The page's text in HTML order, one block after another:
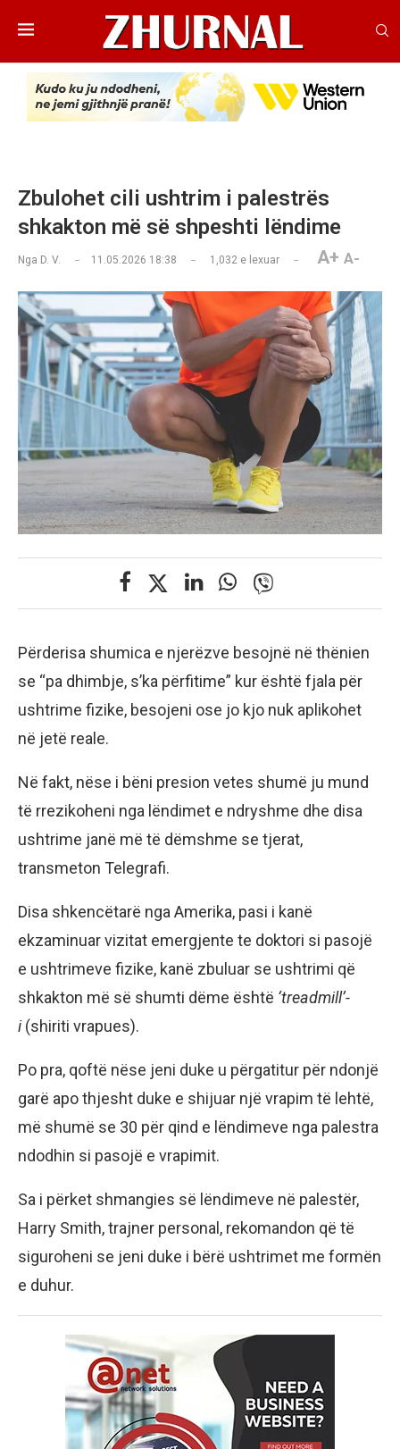
Zbulohet cili ushtrim i palestrës
shkakton më së shpeshti lëndime
Nga D. V. 11.05.2026 18:38 1,032 e lexuar A+ A-
Përderisa shumica e njerëzve besojnë në thënien
se “pa dhimbje, s’ka përfitime” kur është fjala për
ushtrime fizike, besojeni ose jo kjo nuk aplikohet
në jetë reale.
Në fakt, nëse i bëni presion vetes shumë ju mund
të rrezikoheni nga lëndimet e ndryshme dhe disa
ushtrime janë më të dëmshme se tjerat,
transmeton Telegrafi.
Disa shkencëtarë nga Amerika, pasi i kanë
ekzaminuar vizitat emergjente te doktori si pasojë
e ushtrimeve fizike, kanë zbuluar se ushtrimi që
shkakton më së shumti dëme është ‘treadmill’-
i(shiriti vrapues).
Po pra, qoftë nëse jeni duke u përgatitur për ndonjë
garë apo thjesht duke e shijuar një vrapim të lehtë,
më shumë se 30 për qind e lëndimeve nga palestra
ndodhin si pasojë e vrapimit.
Sa i përket shmangies së lëndimeve në palestër,
Harry Smith, trajner personal, rekomandon që të
siguroheni se jeni duke i bërë ushtrimet me formën
e duhur.